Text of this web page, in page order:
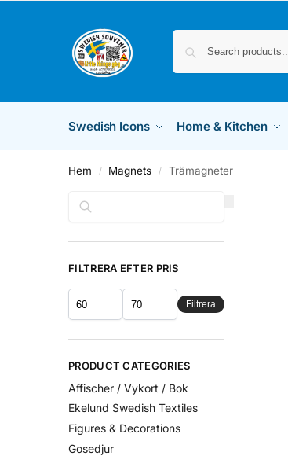
Swedish Icons Home & Kitchen
Hem / Magnets / Trämagneter
FILTRERA EFTER PRIS
Filtrera
PRODUCT CATEGORIES
Affischer / Vykort / Bok
Ekelund Swedish Textiles
Figures & Decorations
Gosedjur